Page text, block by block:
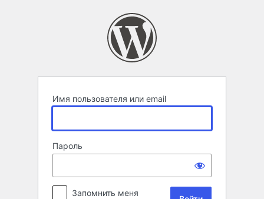
Имя пользователя или email
Пароль
Запомнить меня